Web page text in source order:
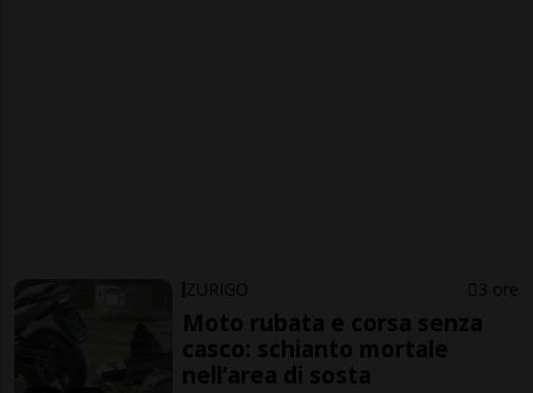
ZURIGO 3 ore
Moto rubata e corsa senza
casco: schianto mortale
nell’area di sosta